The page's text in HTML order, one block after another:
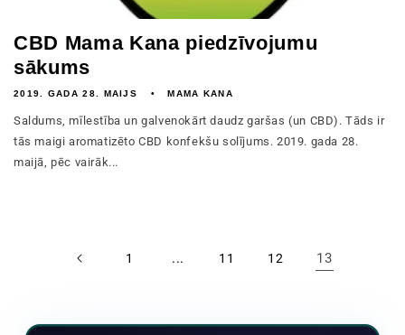
CBD Mama Kana piedzīvojumu
sākums
2019. GADA 28. MAIJS MAMA KANA
Saldums, mīlestība un galvenokārt daudz garšas (un CBD). Tāds ir
tās maigi aromatizēto CBD konfekšu solījums. 2019. gada 28.
maijā, pēc vairāk...
1 ... 11 12 13